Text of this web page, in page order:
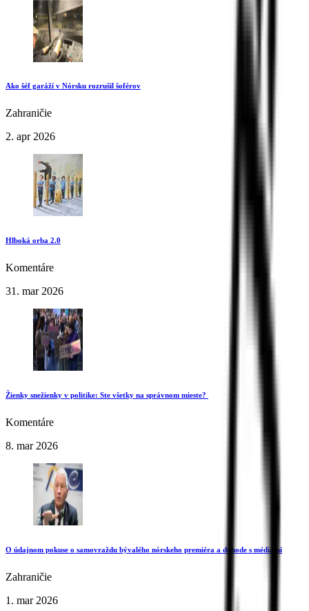
Ako šéf garáží v Nórsku rozrušil šoférov
Zahraničie
2. apr 2026
Hlboká orba 2.0
Komentáre
31. mar 2026
Žienky snežienky v politike: Ste všetky na správnom mieste?
Komentáre
8. mar 2026
O údajnom pokuse o samovraždu bývalého nórskeho premiéra a dohode s médiami
Zahraničie
1. mar 2026